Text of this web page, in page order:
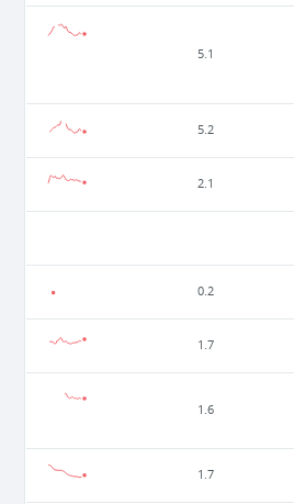
5.1
5.2
2.1
0.2
1.7
1.6
1.7